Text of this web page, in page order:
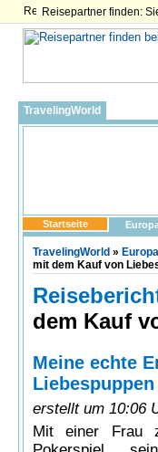
Reisepartner finden:
TravelingWorld
Startseite
TravelingWorld » Europa
mit dem Kauf von
dem Kauf
Meine echte
Liebespuppen
erstellt um 10:06
Mit einer Frau